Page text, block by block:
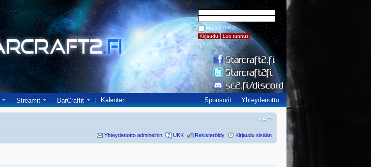
Muista minut
Streamit BarCraftit Kalenteri Sponsorit Yhteydenotto
Yhteydenotto admineihin UKK Rekisteröidy Kirjaudu sisään